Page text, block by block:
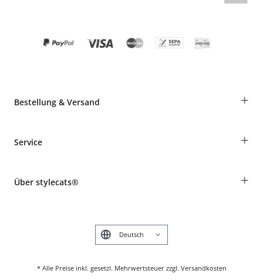
Bestellung & Versand +
Informationen zur Lieferung
Produkte reklamieren und zurücksenden
Service +
Tierkrankenversicherung
Über stylecats® +
* Alle Preise inkl. gesetzl. Mehrwertsteuer zzgl. Versandkosten
English